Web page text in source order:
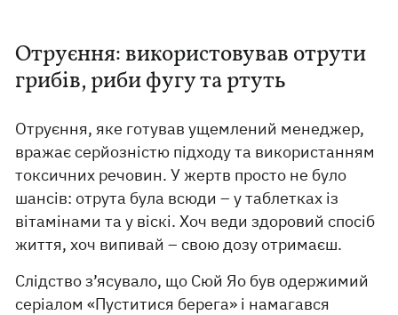
Отруєння: використовував отрути
грибів, риби фугу та ртуть
Отруєння, яке готував ущемлений менеджер,
вражає серйозністю підходу та використанням
токсичних речовин. У жертв просто не було
шансів: отрута була всюди – у таблетках із
вітамінами та у віскі. Хоч веди здоровий спосіб
життя, хоч випивай – свою дозу отримаєш.
Слідство з’ясувало, що Сюй Яо був одержимий
серіалом «Пуститися берега» і намагався